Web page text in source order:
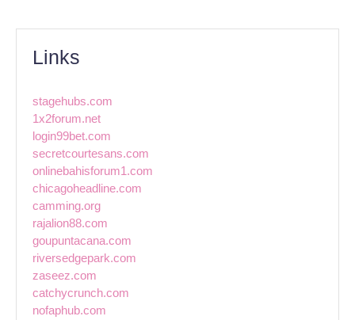
Links
stagehubs.com
1x2forum.net
login99bet.com
secretcourtesans.com
onlinebahisforum1.com
chicagoheadline.com
camming.org
rajalion88.com
goupuntacana.com
riversedgepark.com
zaseez.com
catchycrunch.com
nofaphub.com